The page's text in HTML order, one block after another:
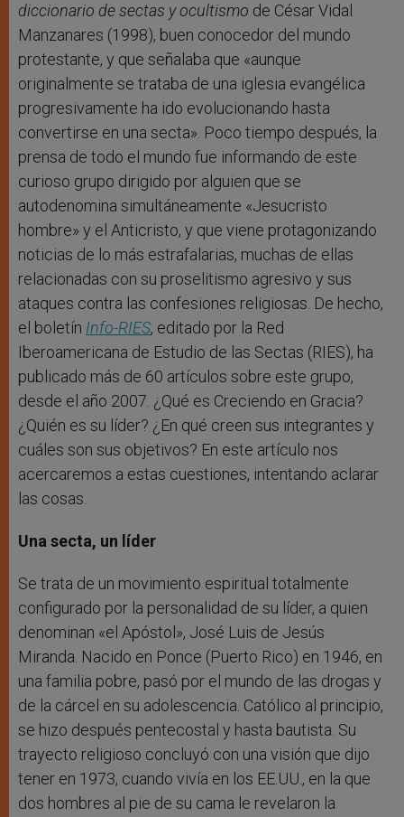
diccionario de sectas y ocultismo de César Vidal
Manzanares (1998), buen conocedor del mundo
protestante, y que señalaba que «aunque
originalmente se trataba de una iglesia evangélica
progresivamente ha ido evolucionando hasta
convertirse en una secta». Poco tiempo después, la
prensa de todo el mundo fue informando de este
curioso grupo dirigido por alguien que se
autodenomina simultáneamente «Jesucristo
hombre» y el Anticristo, y que viene protagonizando
noticias de lo más estrafalarias, muchas de ellas
relacionadas con su proselitismo agresivo y sus
ataques contra las confesiones religiosas. De hecho,
el boletín Info-RIES, editado por la Red
Iberoamericana de Estudio de las Sectas (RIES), ha
publicado más de 60 artículos sobre este grupo,
desde el año 2007. ¿Qué es Creciendo en Gracia?
¿Quién es su líder? ¿En qué creen sus integrantes y
cuáles son sus objetivos? En este artículo nos
acercaremos a estas cuestiones, intentando aclarar
las cosas.
Una secta, un líder
Se trata de un movimiento espiritual totalmente
configurado por la personalidad de su líder, a quien
denominan «el Apóstol», José Luis de Jesús
Miranda. Nacido en Ponce (Puerto Rico) en 1946, en
una familia pobre, pasó por el mundo de las drogas y
de la cárcel en su adolescencia. Católico al principio,
se hizo después pentecostal y hasta bautista. Su
trayecto religioso concluyó con una visión que dijo
tener en 1973, cuando vivía en los EE.UU., en la que
dos hombres al pie de su cama le revelaron la